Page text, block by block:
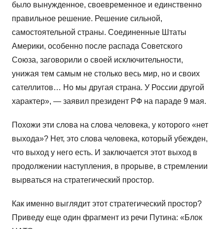
было вынужденное, своевременное и единственно
правильное решение. Решение сильной,
самостоятельной страны. Соединенные Штаты
Америки, особенно после распада Советского
Союза, заговорили о своей исключительности,
унижая тем самым не столько весь мир, но и своих
сателлитов… Но мы другая страна. У России другой
характер», — заявил президент РФ на параде 9 мая.
Похожи эти слова на слова человека, у которого «нет
выхода»? Нет, это слова человека, который убежден,
что выход у него есть. И заключается этот выход в
продолжении наступления, в прорыве, в стремлении
вырваться на стратегический простор.
Как именно выглядит этот стратегический простор?
Приведу еще один фрагмент из речи Путина: «Блок